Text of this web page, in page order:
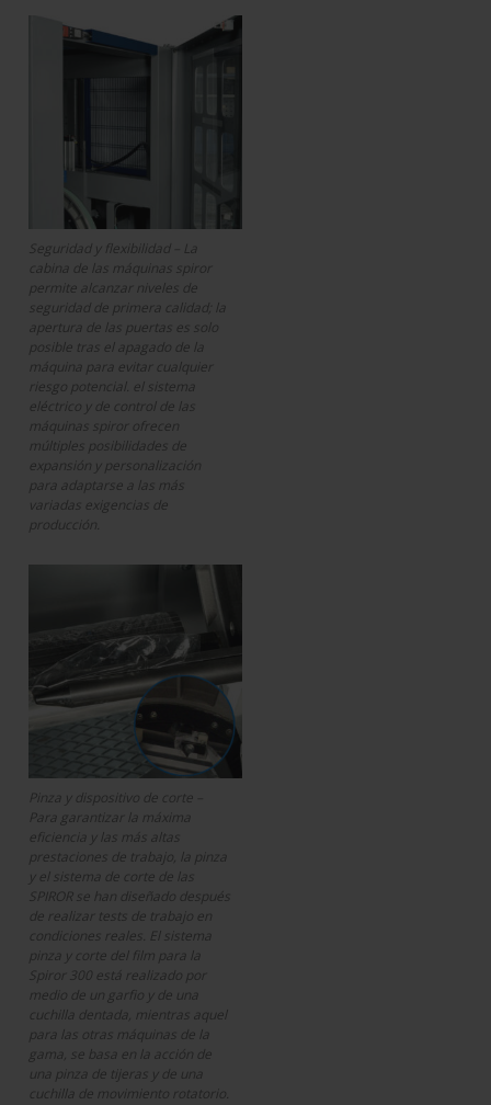
Seguridad y flexibilidad – La
cabina de las máquinas spiror
permite alcanzar niveles de
seguridad de primera calidad; la
apertura de las puertas es solo
posible tras el apagado de la
máquina para evitar cualquier
riesgo potencial. el sistema
eléctrico y de control de las
máquinas spiror ofrecen
múltiples posibilidades de
expansión y personalización
para adaptarse a las más
variadas exigencias de
producción.
Pinza y dispositivo de corte –
Para garantizar la máxima
eficiencia y las más altas
prestaciones de trabajo, la pinza
y el sistema de corte de las
SPIROR se han diseñado después
de realizar tests de trabajo en
condiciones reales. El sistema
pinza y corte del film para la
Spiror 300 está realizado por
medio de un garfio y de una
cuchilla dentada, mientras aquel
para las otras máquinas de la
gama, se basa en la acción de
una pinza de tijeras y de una
cuchilla de movimiento rotatorio.